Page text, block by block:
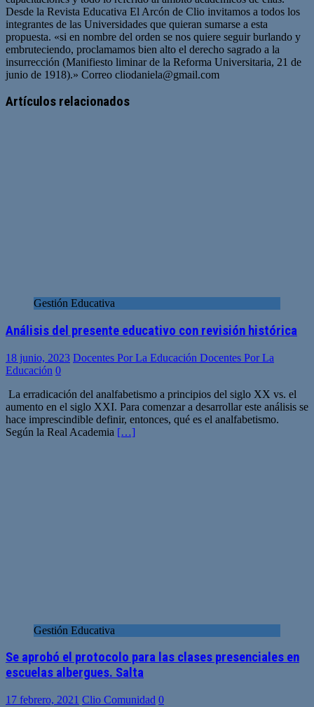
Desde la Revista Educativa El Arcón de Clio invitamos a todos los
integrantes de las Universidades que quieran sumarse a esta
propuesta. «si en nombre del orden se nos quiere seguir burlando y
embruteciendo, proclamamos bien alto el derecho sagrado a la
insurrección (Manifiesto liminar de la Reforma Universitaria, 21 de
junio de 1918).» Correo cliodaniela@gmail.com
Artículos relacionados
Gestión Educativa
Análisis del presente educativo con revisión histórica
18 junio, 2023 Docentes Por La Educación Docentes Por La
Educación 0
La erradicación del analfabetismo a principios del siglo XX vs. el
aumento en el siglo XXI. Para comenzar a desarrollar este análisis se
hace imprescindible definir, entonces, qué es el analfabetismo.
Según la Real Academia […]
Gestión Educativa
Se aprobó el protocolo para las clases presenciales en
escuelas albergues. Salta
17 febrero, 2021 Clio Comunidad 0